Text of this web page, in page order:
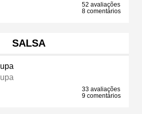
52 avaliações
8 comentários
SALSA
33 avaliações
9 comentários